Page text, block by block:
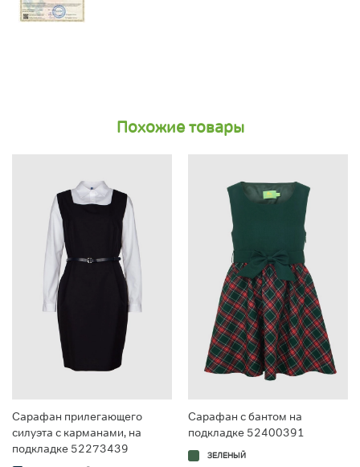
Похожие товары
Сарафан прилегающего
силуэта с карманами, на
подкладке 52273439
Сарафан с бантом на
подкладке 52400391
ЗЕЛЕНЫЙ